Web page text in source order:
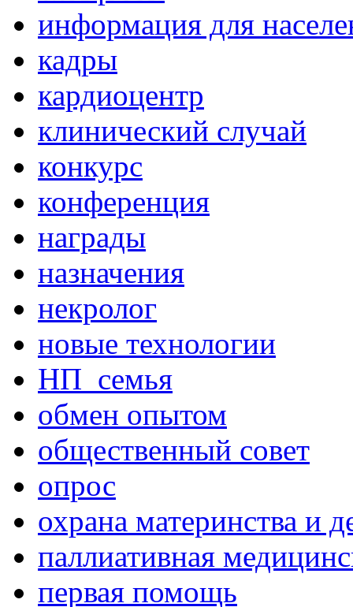
информация для
кадры
кардиоцентр
клинический случай
конкурс
конференция
награды
назначения
некролог
новые технологии
НП_семья
обмен опытом
общественный совет
опрос
охрана материнства и
паллиативная
первая помощь